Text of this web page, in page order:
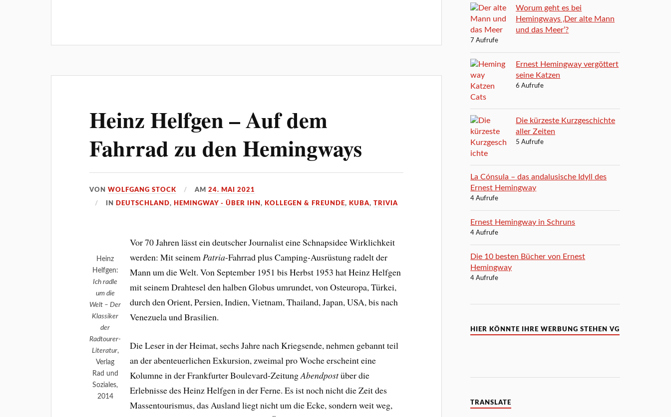
Heinz Helfgen – Auf dem
Fahrrad zu den Hemingways
VONWOLFGANG STOCK AM24. MAI 2021
IN DEUTSCHLAND, HEMINGWAY - ÜBER IHN, KOLLEGEN & FREUNDE, KUBA, TRIVIA
Heinz
Helfgen:
Ich radle
um die
Welt – Der
Klassiker
der
Radtourer-
Literatur,
Verlag
Rad und
Soziales,
2014
Vor 70 Jahren lässt ein deutscher Journalist eine Schnapsidee Wirklichkeit
werden: Mit seinemPatria-Fahrrad plus Camping-Ausrüstung radelt der
Mann um die Welt. Von September 1951 bis Herbst 1953 hat Heinz Helfgen
mit seinem Drahtesel den halben Globus umrundet, von Osteuropa, Türkei,
durch den Orient, Persien, Indien, Vietnam, Thailand, Japan, USA, bis nach
Venezuela und Brasilien.
Die Leser in der Heimat, sechs Jahre nach Kriegsende, nehmen gebannt teil
an der abenteuerlichen Exkursion, zweimal pro Woche erscheint eine
Kolumne in der Frankfurter Boulevard-ZeitungAbendpostüber die
Erlebnisse des Heinz Helfgen in der Ferne. Es ist noch nicht die Zeit des
Massentourismus, das Ausland liegt nicht um die Ecke, sondern weit weg,
Worum geht es bei
Hemingways ‚Der alte Mann
und das Meer‘?
7 Aufrufe
Ernest Hemingway vergöttert
seine Katzen
6 Aufrufe
Die kürzeste Kurzgeschichte
aller Zeiten
5 Aufrufe
La Cónsula – das andalusische Idyll des
Ernest Hemingway
4 Aufrufe
Ernest Hemingway in Schruns
4 Aufrufe
Die 10 besten Bücher von Ernest
Hemingway
4 Aufrufe
HIER KÖNNTE IHRE WERBUNG STEHEN VG
TRANSLATE